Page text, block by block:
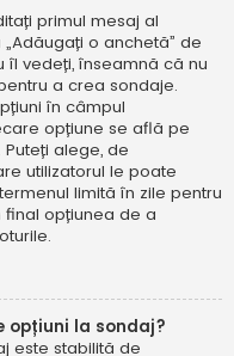
primul mesaj al
o anchetă” de
îl vedeți, înseamnă că nu
a crea sondaje.
în câmpul
opțiune se află pe
alege, de
utilizatorul le poate
limită în zile pentru
opțiunea de a
opțiuni la sondaj?
este stabilită de